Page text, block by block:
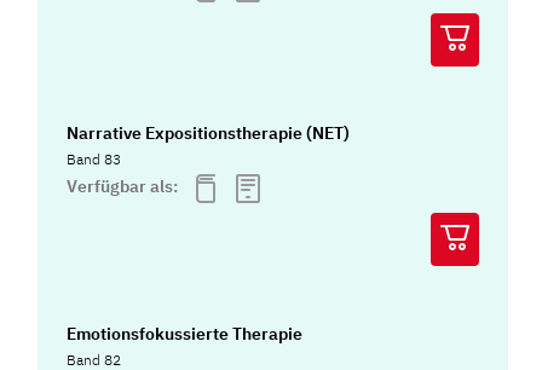
Narrative Expositionstherapie (NET)
Band 83
Verfügbar als:
Emotionsfokussierte Therapie
Band 82